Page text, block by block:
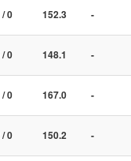
/ 0 152.3 -
/ 0 148.1 -
/ 0 167.0 -
/ 0 150.2 -